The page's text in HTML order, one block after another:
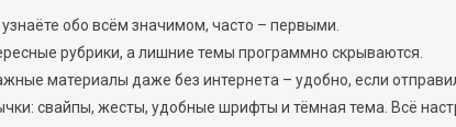
обо всём значимом, часто – первыми.
рубрики, а лишние темы программно скрываются.
материалы даже без интернета – удобно, если
свайпы, жесты, удобные шрифты и тёмная тема. Всё